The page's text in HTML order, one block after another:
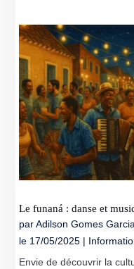
Le funaná : danse et
parAdilson Gomes
le 17/05/2025 |
Envie de découvrir la